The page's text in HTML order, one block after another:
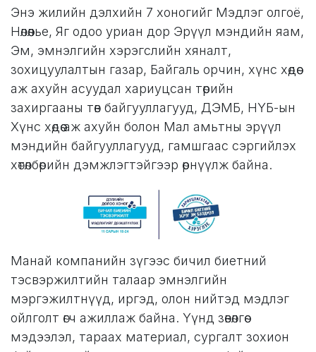
Энэ жилийн дэлхийн 7 хоногийг Мэдлэг олгоё,
Нөлөөлье, Яг одоо уриан дор Эрүүл мэндийн яам,
Эм, эмнэлгийн хэрэгслийн хяналт,
зохицуулалтын газар, Байгаль орчин, хүнс хөдөө
аж ахуйн асуудал хариуцсан төрийн
захиргааны төв байгууллагууд, ДЭМБ, НҮБ-ын
Хүнс хөдөө аж ахуйн болон Мал амьтны эрүүл
мэндийн байгууллагууд, гамшгаас сэргийлэх
хөтөлбөрийн дэмжлэгтэйгээр өрнүүлж байна.
Манай компанийн зүгээс бичил биетний
тэсвэржилтийн талаар эмнэлгийн
мэргэжилтнүүд, иргэд, олон нийтэд мэдлэг
ойлголт өгч ажиллаж байна. Үүнд зөвөлгөө
мэдээлэл, тараах материал, сургалт зохион